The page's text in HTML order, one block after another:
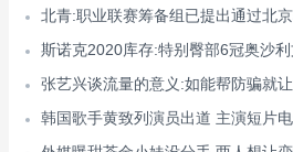
北青:职业联赛筹备组已提出通过北
斯诺克2020库存:特别臀部6冠奥沙
张艺兴谈流量的意义:如能帮防骗就
韩国歌手黄致列演员出道 主演短片电